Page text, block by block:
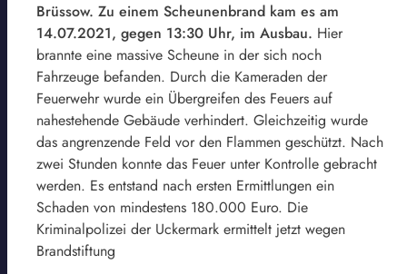
Brüssow. Zu einem Scheunenbrand kam es am
14.07.2021, gegen 13:30 Uhr, im Ausbau. Hier
brannte eine massive Scheune in der sich noch
Fahrzeuge befanden. Durch die Kameraden der
Feuerwehr wurde ein Übergreifen des Feuers auf
nahestehende Gebäude verhindert. Gleichzeitig wurde
das angrenzende Feld vor den Flammen geschützt. Nach
zwei Stunden konnte das Feuer unter Kontrolle gebracht
werden. Es entstand nach ersten Ermittlungen ein
Schaden von mindestens 180.000 Euro. Die
Kriminalpolizei der Uckermark ermittelt jetzt wegen
Brandstiftung